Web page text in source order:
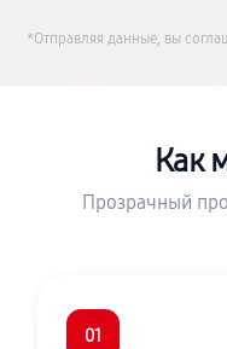
*Отправляя данные, вы
Как
Прозрачный
01